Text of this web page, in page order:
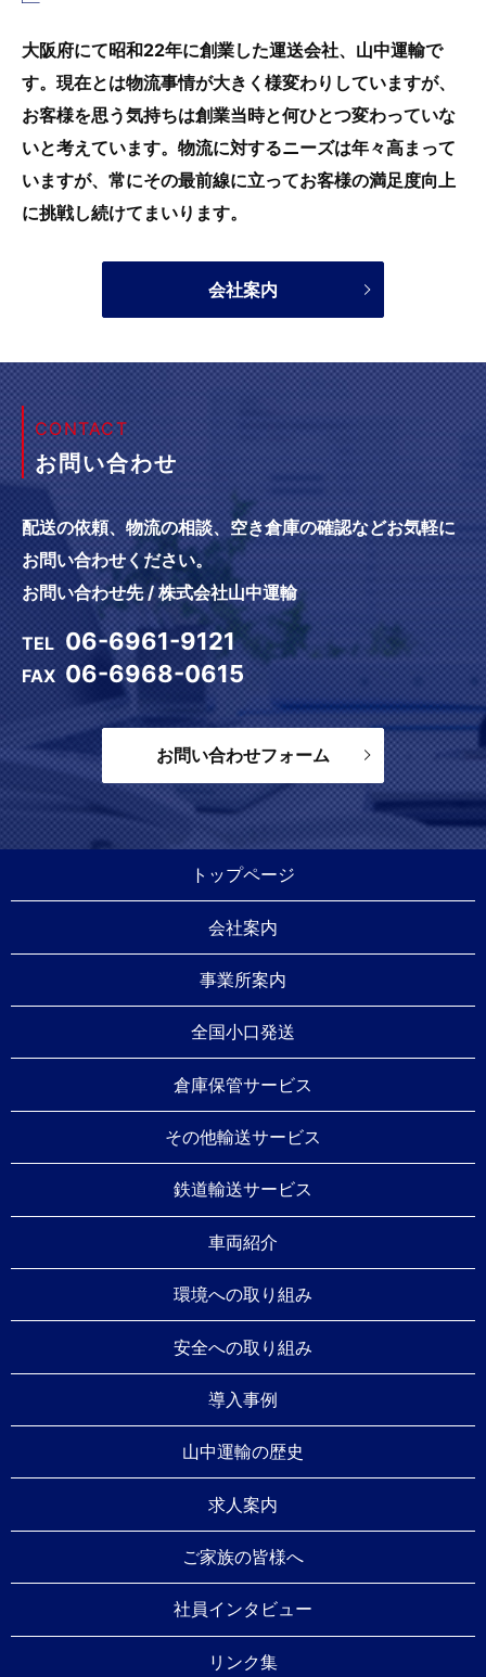
大阪府にて昭和22年に創業した運送会社、山中運輸で
す。 現在とは物流事情が大きく様変わりしていますが、
お客様を思う気持ちは創業当時と何ひとつ変わっていな
いと考えています。 物流に対するニーズは年々高まって
いますが、常にその最前線に立ってお客様の満足度向上
に挑戦し続けてまいります。
会社案内
CONTACT
お問い合わせ
配送の依頼、物流の相談、空き倉庫の確認などお気軽に
お問い合わせください。
お問い合わせ先 / 株式会社山中運輸
TEL 06-6961-9121
FAX 06-6968-0615
お問い合わせフォーム
トップページ
会社案内
事業所案内
全国小口発送
倉庫保管サービス
その他輸送サービス
鉄道輸送サービス
車両紹介
環境への取り組み
安全への取り組み
導入事例
山中運輸の歴史
求人案内
ご家族の皆様へ
社員インタビュー
リンク集